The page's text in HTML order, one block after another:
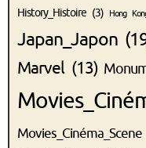
History_Histoire (3) Hong
Japan_Japon
Marvel(13)
Movies_Cinéma_Scene